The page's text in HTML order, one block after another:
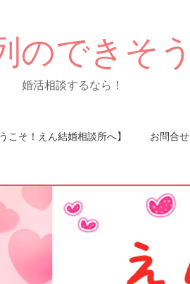
のできそ
婚活相談するなら！
うこそ！えん結婚相談所へ】 お問合